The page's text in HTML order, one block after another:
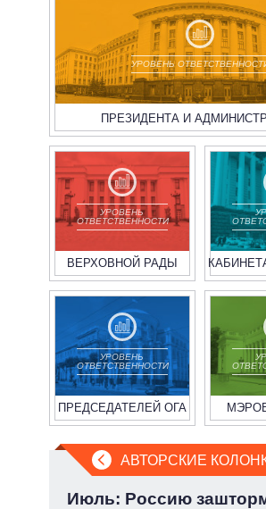
УРОВЕНЬ
ПРЕЗИДЕНТА И
УРОВЕНЬ
ОТВЕТСТВЕННОСТИ
ВЕРХОВНОЙ РАДЫ
УРОВЕНЬ
ОТВЕТСТВЕННОСТИ
ПРЕДСЕДАТЕЛЕЙ ОГА
АВТОРСКИЕ
Июль: Россию